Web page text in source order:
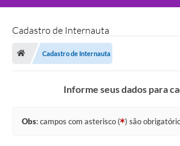
Concurso e Seletivo
Transparência
Cadastro de Internauta
Cadastro de Internauta
Informe seus dados para
Obs: campos com asterisco ( ) são